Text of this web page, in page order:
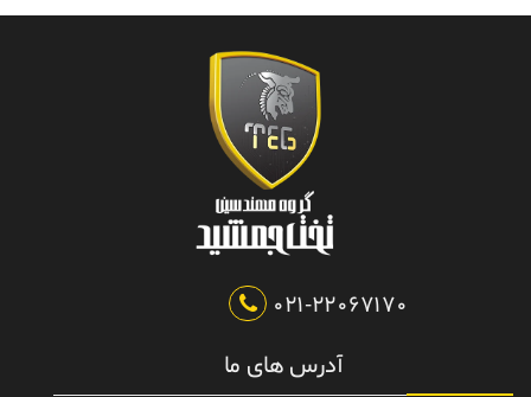
021-22067170
آدرس های ما